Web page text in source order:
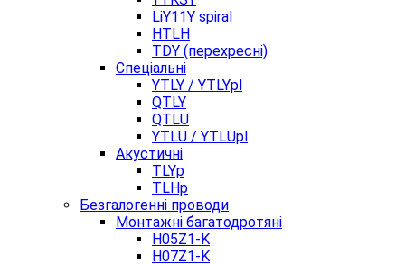
LiY11Y spiral
HTLH
TDY (перехресні)
Спеціальні
YTLY / YTLYpl
QTLY
QTLU
YTLU / YTLUpl
Акустичні
TLYp
TLHp
Безгалогенні проводи
Монтажні багатодротяні
H05Z1-K
H07Z1-K